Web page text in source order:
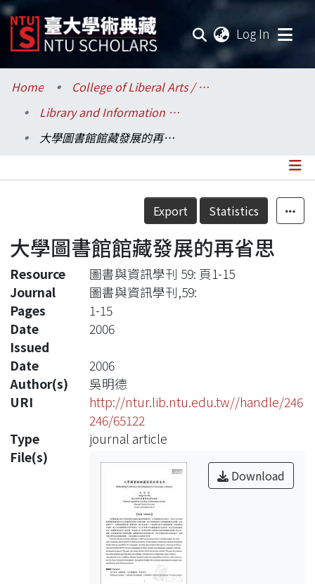
Log In
Communities & Collections
Research Outputs
Statistics
Home
College of Liberal Arts / 文學院
Library and Information Science / 圖書資訊學系
大學圖書館館藏發展的再省思
Details
Export Statistics
大學圖書館館藏發展的再省思
Resource
圖書與資訊學刊 59: 頁1-15
Journal
圖書與資訊學刊,59:
Pages
1-15
Date
Issued
2006
Date
2006
Author(s)
吳明德
URI
http://ntur.lib.ntu.edu.tw//handle/246
246/65122
Type
journal article
File(s)
Download